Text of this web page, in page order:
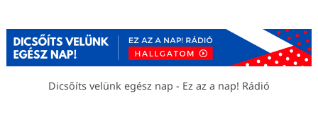
Dicsőíts velünk egész nap - Ez az a nap! Rádió